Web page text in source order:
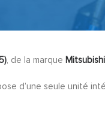
, de la marque Mitsubishi
d’une seule unité